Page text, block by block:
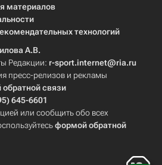
материалов
технологий
А.В.
Редакции: r-sport.internet@ria.ru
пресс-релизов и рекламы
связи
645-6601
или сообщить обо всех
формой обратной